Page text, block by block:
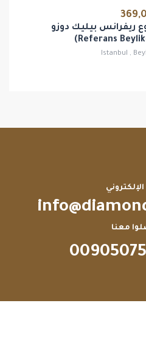
ريفرانس بيليك دوزو
Istanbul ,
الإلكتروني
معنا